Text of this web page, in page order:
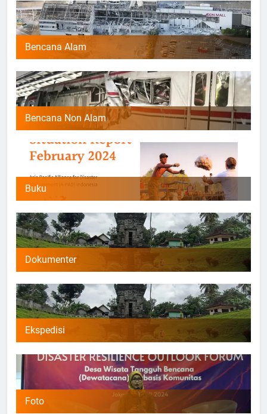
Bencana Alam
Bencana Non Alam
Buku
Dokumenter
Ekspedisi
Foto